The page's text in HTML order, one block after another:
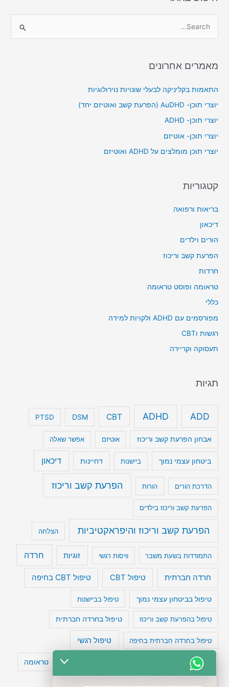
r
o
r
:
מאמרים אחרונים
התאמות בקליניקה לבעלי שונויות נוירולוגיות
יוצרי תוכן- AuDHD (הפרעת קשב ואוטיזם יחד)
יוצרי תוכן- ADHD
יוצרי תוכן- אוטיזם
יוצרי תוכן מומלצים על ADHD ואוטיזם
קטגוריות
בריאות ורפואה
דיכאון
הורים וילדים
הפרעת קשב וריכוז
חרדות
טראומה ופוסט טראומה
כללי
מפורסמים עם ADHD ולקויות למידה
רגשות וCBT
תעסוקה וקריירה
תגיות
ADD
ADHD
CBT
DSM
PTSD
אבחון הפרעת קשב וריכוז אוטיזם אפשר שאלה
ביטחון עצמי נמוך ביישנות דחיינות דיכאון
הדרכת הורים הורות הפרעת קשב וריכוז
הפרעת קשב וריכוז בילדים
הפרעת קשב וריכוז והיפראקטיביות הצלחה
התמודדות בשעת משבר וויסות רגשי זוגיות חרדה
חרדה חברתית טיפול CBT טיפול CBT בחיפה
טיפול בביטחון עצמי נמוך טיפול בביישנות
טיפול בהפרעת קשב וריכוז טיפול בחרדה חברתית
טיפול בחרדה חברתית בחיפה טיפול רגשי
טיפול תרופתי להפרעת קשב טעויות חשיבה טראומה